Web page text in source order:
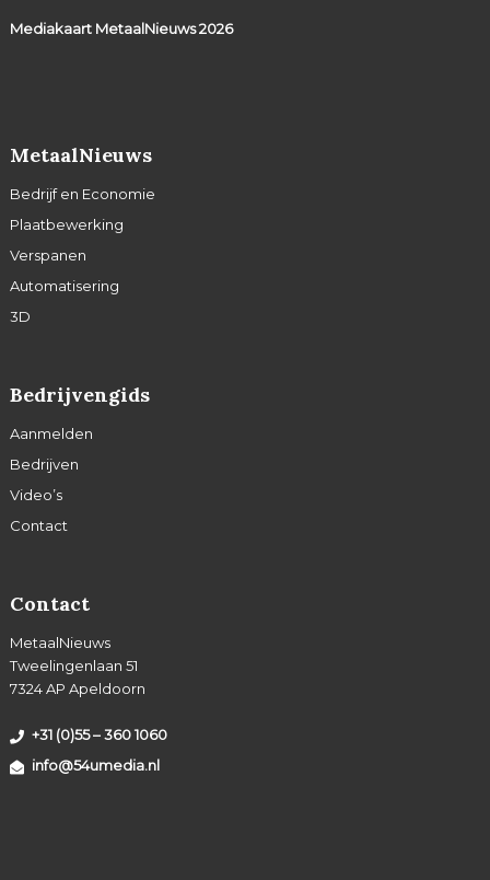
Mediakaart MetaalNieuws2026
MetaalNieuws
Bedrijf en Economie
Plaatbewerking
Verspanen
Automatisering
3D
Bedrijvengids
Aanmelden
Bedrijven
Video’s
Contact
Contact
MetaalNieuws
Tweelingenlaan 51
7324 AP Apeldoorn
+31 (0)55 – 360 1060
info@54umedia.nl